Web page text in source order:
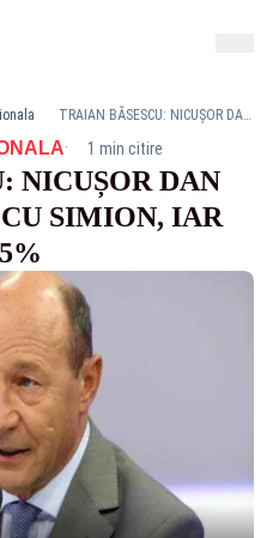
TRAIAN BĂSESCU: NICUȘOR DAN ESTE ÎN TURUL 2 CU SIMION, IAR SIMION NU ARE 35%
· 1 min citire
NICUȘOR DAN
SIMION, IAR